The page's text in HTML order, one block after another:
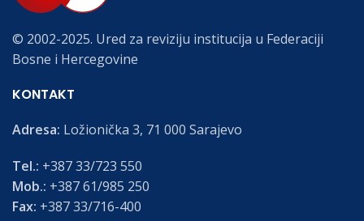
© 2002-2025. Ured za reviziju institucija u Federaciji
Bosne i Hercegovine
KONTAKT
Adresa: Ložionička 3, 71 000 Sarajevo
Tel.: +387 33/723 550
Mob.: +387 61/985 250
Fax: +387 33/716-400